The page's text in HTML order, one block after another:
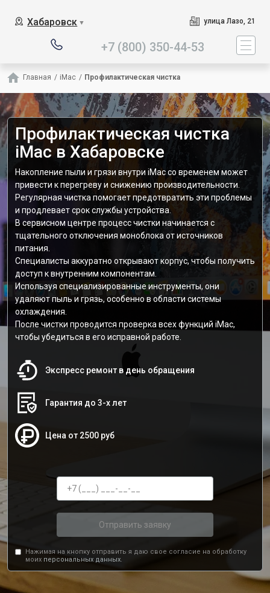
Хабаровск ▼ улица Лазо, 21
+7 (800) 350-44-53
Главная / iMac / Профилактическая чистка
Профилактическая чистка
iMac в Хабаровске
Накопление пыли и грязи внутри iMac со временем может
привести к перегреву и снижению производительности.
Регулярная чистка помогает предотвратить эти проблемы
и продлевает срок службы устройства.
В сервисном центре процесс чистки начинается с
тщательного отключения моноблока от источников
питания.
Специалисты аккуратно открывают корпус, чтобы получить
доступ к внутренним компонентам.
Используя специализированные инструменты, они
удаляют пыль и грязь, особенно в области системы
охлаждения.
После чистки проводится проверка всех функций iMac,
чтобы убедиться в его исправной работе.
Экспресс ремонт в день обращения
Гарантия до 3-х лет
Цена от 2500 руб
Отправить заявку
Нажимая на кнопку отправить я даю свое согласие на обработку
моих персональных данных.